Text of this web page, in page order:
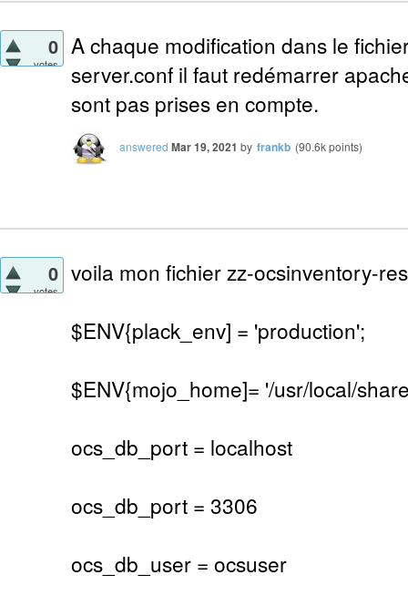
0
votes
A chaque modification dans le
server.conf il faut redémarrer
sont pas prises en compte.
answered Mar 19, 2021 by frankb (90.6kpoints)
0
votes
voila mon fichier zz-ocsinventory-
$ENV{plack_env] = 'production';
$ENV{mojo_home]= '/usr/local/
ocs_db_port = localhost
ocs_db_port = 3306
ocs_db_user = ocsuser